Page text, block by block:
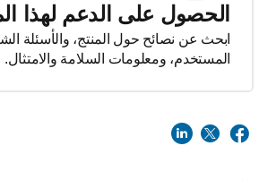
الحصول على الدعم لهذا
ابحث عن نصائح حول المنتج، والأسئلة
المستخدم، ومعلومات السلامة والامتثال.